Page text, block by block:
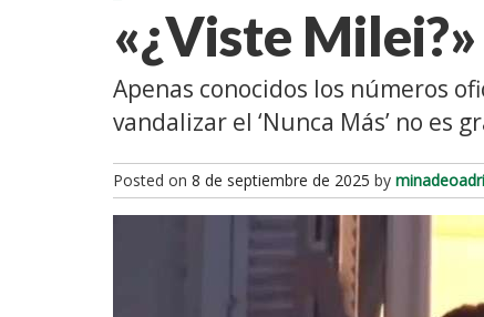
«¿Viste Milei?»
Apenas conocidos los números
vandalizar el ‘Nunca Más’ no es
Posted on 8 de septiembre de 2025 by